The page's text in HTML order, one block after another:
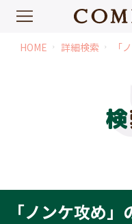
HOME chevron_right 詳細検索 chevron_right 「
「ノンケ攻め